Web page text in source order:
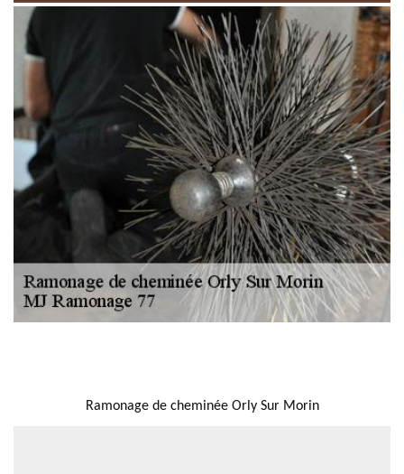
Ramonage de cheminée Orly Sur Morin